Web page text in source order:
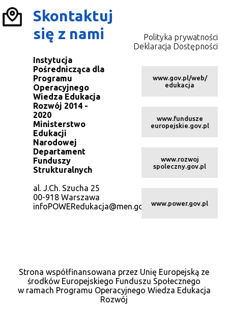
Skontaktuj
się z nami
Instytucja
Pośrednicząca dla
Programu
Operacyjnego
Wiedza Edukacja
Rozwój 2014 -
2020
Ministerstwo
Edukacji
Narodowej
Departament
Funduszy
Strukturalnych
al. J.Ch. Szucha 25
00-918 Warszawa
infoPOWERedukacja@men.gov.pl
Polityka prywatności
Deklaracja Dostępności
www.gov.pl/web/
edukacja
www.fundusze
europejskie.gov.pl
www.rozwoj
spoleczny.gov.pl
www.power.gov.pl
Strona współfinansowana przez Unię Europejską ze
środków Europejskiego Funduszu Społecznego
w ramach Programu Operacyjnego Wiedza Edukacja
Rozwój